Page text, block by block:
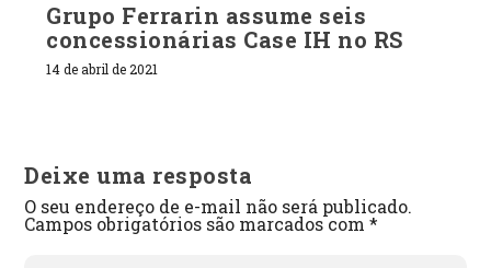
Grupo Ferrarin assume seis
concessionárias Case IH no RS
14 de abril de 2021
Deixe uma resposta
O seu endereço de e-mail não será publicado.
Campos obrigatórios são marcados com*